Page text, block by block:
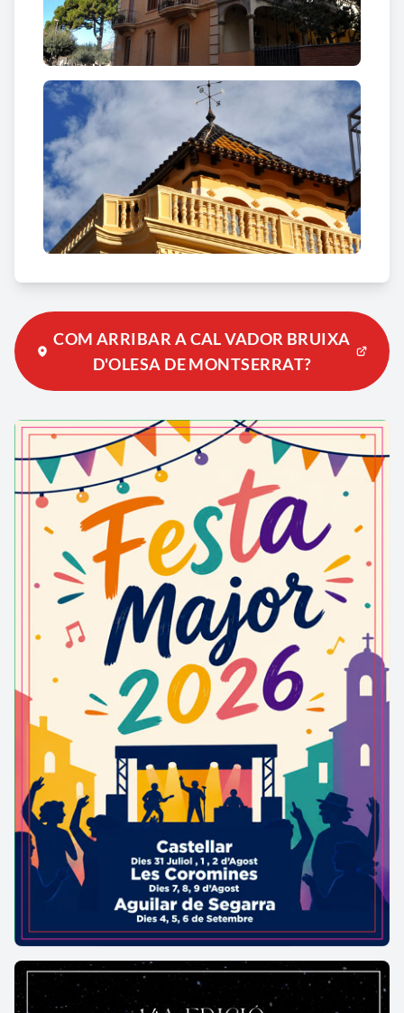
COM ARRIBAR A CAL VADOR BRUIXA
D'OLESA DE MONTSERRAT?